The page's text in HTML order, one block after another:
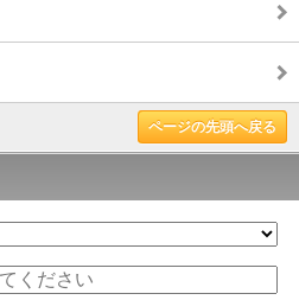
ページの先頭へ戻る